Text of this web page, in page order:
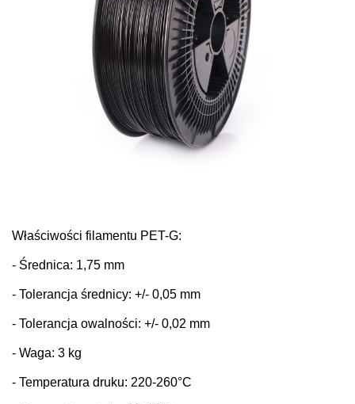
Właściwości filamentu PET-G:
- Średnica: 1,75 mm
- Tolerancja średnicy: +/- 0,05 mm
- Tolerancja owalności: +/- 0,02 mm
- Waga: 3 kg
- Temperatura druku: 220-260°C